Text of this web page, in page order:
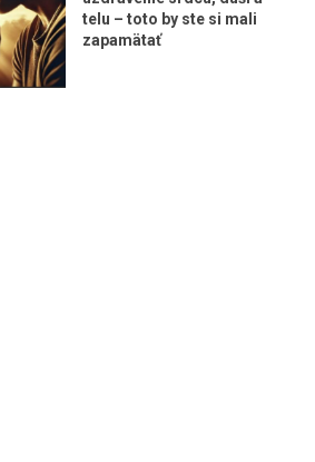
telu – toto by ste si mali
zapamätať